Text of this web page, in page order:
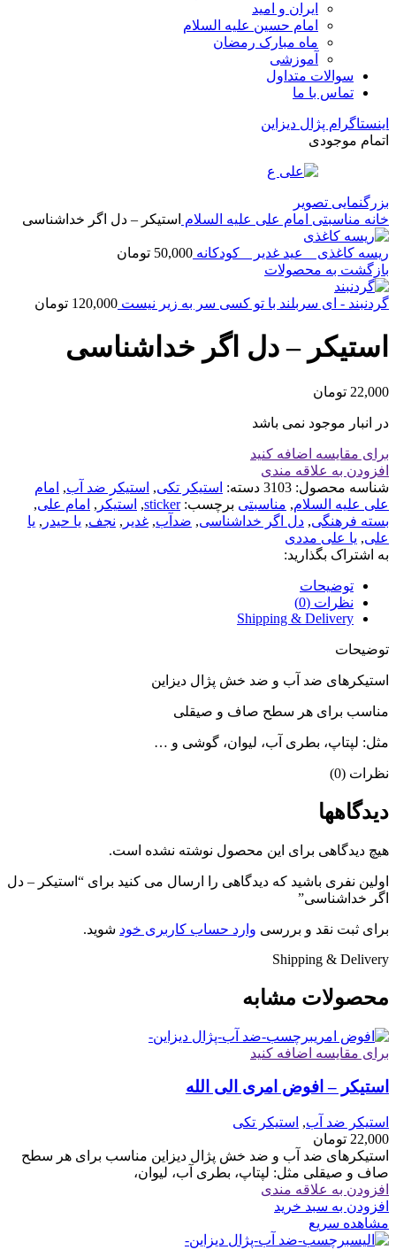
ایران و امید
امام حسین علیه السلام
ماه مبارک رمضان
آموزشی
سوالات متداول
تماس با ما
اینستاگرام پژال دیزاین
اتمام موجودی
بزرگنمایی تصویر
خانه مناسبتی امام علی علیه السلام استیکر – دل اگر خداشناسی
ریسه کاغذی _ عید غدیر _ کودکانه 50,000 تومان
بازگشت به محصولات
گردنبند - ای سربلند با تو کسی سر به زیر نیست 120,000 تومان
استیکر – دل اگر خداشناسی
22,000 تومان
در انبار موجود نمی باشد
برای مقایسه اضافه کنید
افزودن به علاقه مندی
شناسه محصول: 3103 دسته: استیکر تکی, استیکر ضد آب, امام
علی علیه السلام, مناسبتی برچسب: sticker
, استیکر , امام علی,
بسته فرهنگی, دل اگر خداشناسی, ضدآب, غدیر , نجف, یا حیدر , یا
علی, یا علی مددی
به اشتراک بگذارید:
توضیحات
نظرات (0)
Shipping & Delivery
توضیحات
استیکرهای ضد آب و ضد خش پژال دیزاین
مناسب برای هر سطح صاف و صیقلی
مثل: لپتاپ، بطری آب، لیوان، گوشی و …
نظرات (0)
دیدگاهها
هیچ دیدگاهی برای این محصول نوشته نشده است.
اولین نفری باشید که دیدگاهی را ارسال می کنید برای “استیکر – دل
اگر خداشناسی”
برای ثبت نقد و بررسی وارد حساب کاربری خود شوید.
Shipping & Delivery
محصولات مشابه
برای مقایسه اضافه کنید
استیکر – افوض امری الی الله
استیکر ضد آب, استیکر تکی
22,000 تومان
استیکرهای ضد آب و ضد خش پژال دیزاین مناسب برای هر سطح
صاف و صیقلی مثل: لپتاپ، بطری آب، لیوان،
افزودن به علاقه مندی
افزودن به سبد خرید
مشاهده سریع